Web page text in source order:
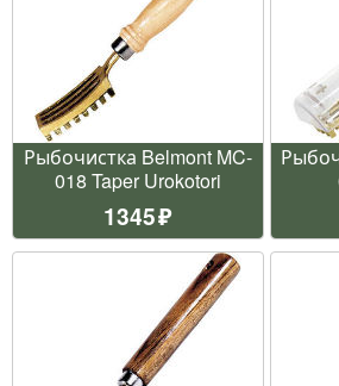
Рыбочистка Belmont MC-
018 Taper Urokotori
1345